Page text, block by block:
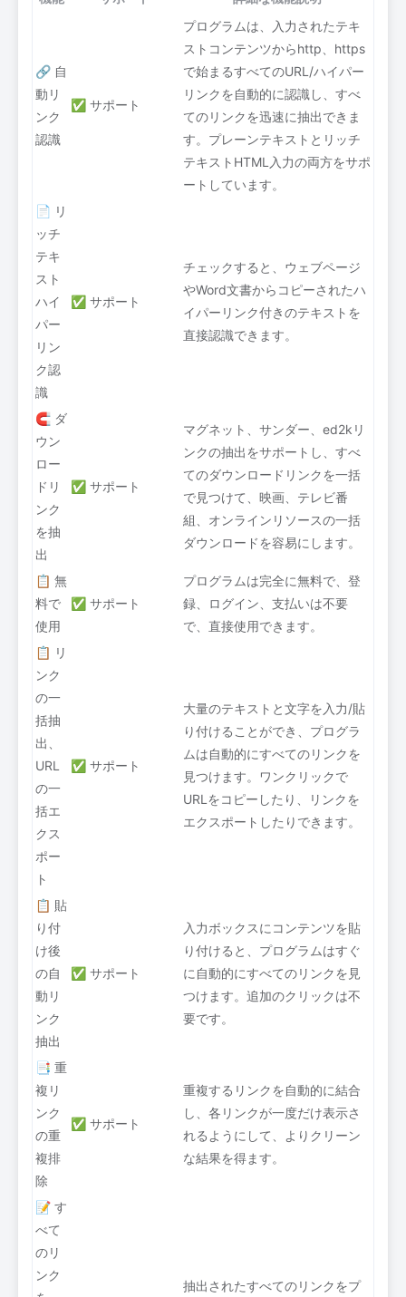
🔗 自
動リ
ンク
認識
✅ サポート
プログラムは、入力されたテキ
ストコンテンツからhttp、https
で始まるすべてのURL/ハイパー
リンクを自動的に認識し、すべ
てのリンクを迅速に抽出できま
す。プレーンテキストとリッチ
テキストHTML入力の両方をサポ
ートしています。
📄 リ
ッチ
テキ
スト
ハイ
パー
リン
ク認
識
✅ サポート
チェックすると、ウェブページ
やWord文書からコピーされたハ
イパーリンク付きのテキストを
直接認識できます。
🧲 ダ
ウン
ロー
ドリ
ンク
を抽
出
✅ サポート
マグネット、サンダー、ed2kリ
ンクの抽出をサポートし、すべ
てのダウンロードリンクを一括
で見つけて、映画、テレビ番
組、オンラインリソースの一括
ダウンロードを容易にします。
📋 無
料で
使用
✅ サポート
プログラムは完全に無料で、登
録、ログイン、支払いは不要
で、直接使用できます。
📋 リ
ンク
の一
括抽
出、
URL
の一
括エ
クス
ポー
ト
✅ サポート
大量のテキストと文字を入力/貼
り付けることができ、プログラ
ムは自動的にすべてのリンクを
見つけます。ワンクリックで
URLをコピーしたり、リンクを
エクスポートしたりできます。
📋 貼
り付
け後
の自
動リ
ンク
抽出
✅ サポート
入力ボックスにコンテンツを貼
り付けると、プログラムはすぐ
に自動的にすべてのリンクを見
つけます。追加のクリックは不
要です。
📑 重
複リ
ンク
の重
複排
除
✅ サポート
重複するリンクを自動的に結合
し、各リンクが一度だけ表示さ
れるようにして、よりクリーン
な結果を得ます。
📝 す
べて
のリ
ンク
抽出されたすべてのリンクをプ